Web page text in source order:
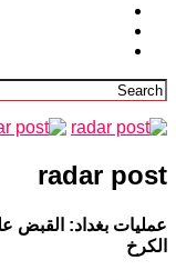
radar post
الكرخ